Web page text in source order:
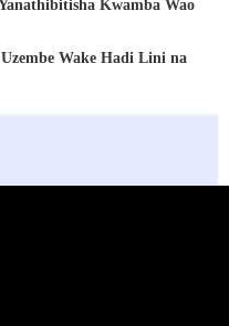
Kwamba Wao
Wake Hadi Lini na